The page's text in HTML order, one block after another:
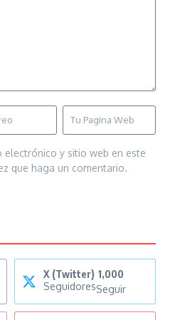
electrónico y sitio web en este
que haga un comentario.
X (Twitter) 1,000
SeguidoresSeguir